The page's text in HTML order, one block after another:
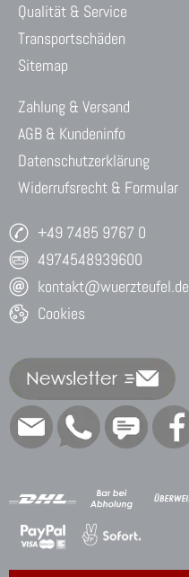
Qualität & Service
Transportschäden
Sitemap
Zahlung & Versand
AGB & Kundeninfo
Datenschutzerklärung
Widerrufsrecht & Formular
+49 7485 9767 0
4974548939600
kontakt@wuerzteufel.de
Cookies